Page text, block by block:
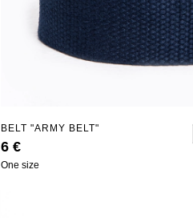
One size
BELT "ARMY BELT"
6 €